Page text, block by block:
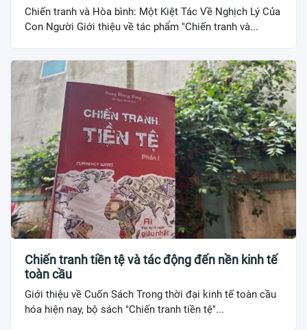
Chiến tranh và Hòa bình: Một Kiệt Tác Về Nghịch Lý Của
Con Người Giới thiệu về tác phẩm "Chiến tranh và...
Chiến tranh tiền tệ và tác động đến nền kinh tế
toàn cầu
Giới thiệu về Cuốn Sách Trong thời đại kinh tế toàn cầu
hóa hiện nay, bộ sách "Chiến tranh tiền tệ"...